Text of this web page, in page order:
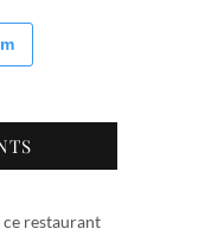
ce restaurant